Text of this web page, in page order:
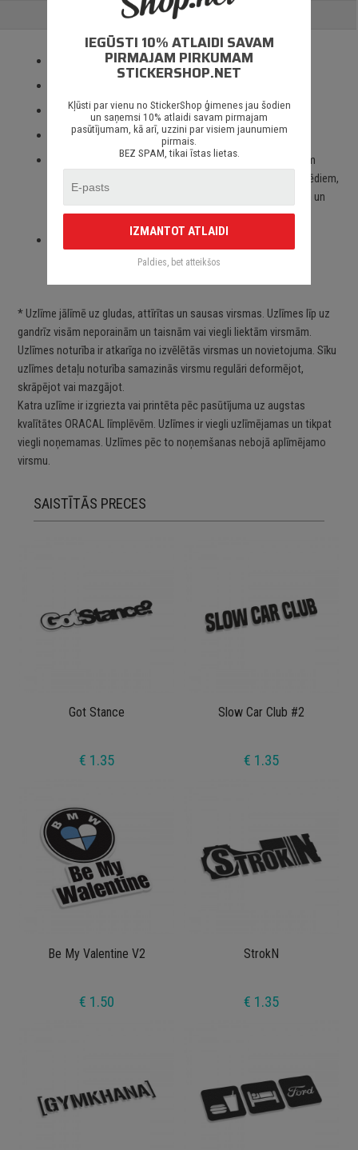
ATSAUKSMES
Izmantotas tikai augstas kvalitātes ORACAL līmplēves;
3 – 5 gadu līmplēves noturība *;
Spēcīgs līmes slānis;
Paredzēts priekš auto stikliem, virsbūves daļām, krāsotām
virsmām, portatīvajiem/stacionārajiem datoriem, velosipēdiem,
motocikliem un motorolleriem, kā arī visām citām gludām un
neporainām virsmām;
Piegāde Latvijā un citviet pasaulē bez jebkādiem
* Uzlīme jālīmē uz gludas, attīrītas un sausas virsmas. Uzlīmes līp uz
gandrīz visām neporainām un taisnām vai viegli liektām virsmām.
Uzlīmes noturība ir atkarīga no izvēlētās virsmas un novietojuma. Sīku
uzlīmes detaļu noturība samazinās virsmu regulāri deformējot,
skrāpējot vai mazgājot.
Katra uzlīme ir izgriezta vai printēta pēc pasūtījuma uz augstas
kvalītātes ORACAL līmplēvēm. Uzlīmes ir viegli uzlīmējamas un tikpat
viegli noņemamas. Uzlīmes pēc to noņemšanas nebojā aplīmējamo
virsmu.
SAISTĪTĀS PRECES
Got Stance
€ 1.35
Slow Car Club #2
€ 1.35
Be My Valentine V2
€ 1.50
StrokN
€ 1.35
IEGŪSTI 10% ATLAIDI SAVAM
PIRMAJAM PIRKUMAM
STICKERSHOP.NET
Kļūsti par vienu no StickerShop ģimenes jau šodien
un saņemsi 10% atlaidi savam pirmajam
pasūtījumam, kā arī, uzzini par visiem jaunumiem
pirmais.
BEZ SPAM, tikai īstas lietas.
IZMANTOT ATLAIDI
Paldies, bet atteikšos